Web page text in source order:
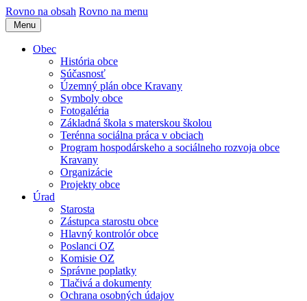
Rovno na obsah Rovno na menu
Menu
Obec
História obce
Súčasnosť
Územný plán obce Kravany
Symboly obce
Fotogaléria
Základná škola s materskou školou
Terénna sociálna práca v obciach
Program hospodárskeho a sociálneho rozvoja obce
Kravany
Organizácie
Projekty obce
Úrad
Starosta
Zástupca starostu obce
Hlavný kontrolór obce
Poslanci OZ
Komisie OZ
Správne poplatky
Tlačivá a dokumenty
Ochrana osobných údajov